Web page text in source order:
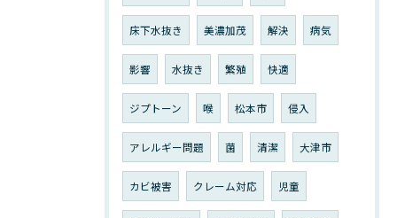
床下水抜き 美濃加茂 解決 病気
影響 水抜き 繁殖 快適
ジプトーン 喉 松本市 侵入
アレルギー問題 菌 清潔 大津市
カビ被害 クレーム対応 児童